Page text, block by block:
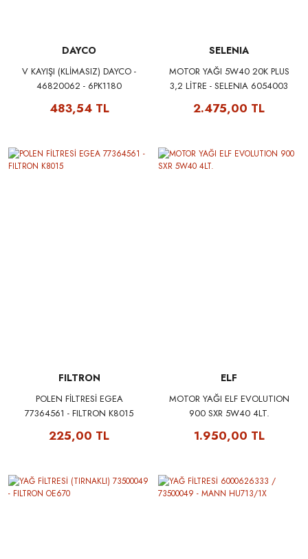
DAYCO
V KAYIŞI (KLİMASIZ) DAYCO -
46820062 - 6PK1180
483,54 TL
SELENIA
MOTOR YAĞI 5W40 20K PLUS
3,2 LİTRE - SELENIA 6054003
2.475,00 TL
FILTRON
POLEN FİLTRESİ EGEA
77364561 - FILTRON K8015
225,00 TL
ELF
MOTOR YAĞI ELF EVOLUTION
900 SXR 5W40 4LT.
1.950,00 TL